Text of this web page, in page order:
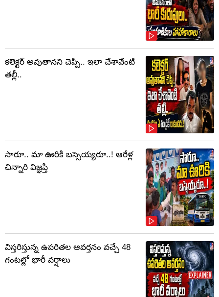
కలెక్టర్‌ అవుతానని చెప్పి.. ఇలా చేశావేంటి
తల్లీ..
సారూ.. మా ఊరికి బస్సెయ్యరూ..! ఆరేళ్ల
చిన్నారి విజ్ఞప్తి
విస్తరిస్తున్న ఉపరితల ఆవర్తనం వచ్చే 48
గంటల్లో భారీ వర్షాలు